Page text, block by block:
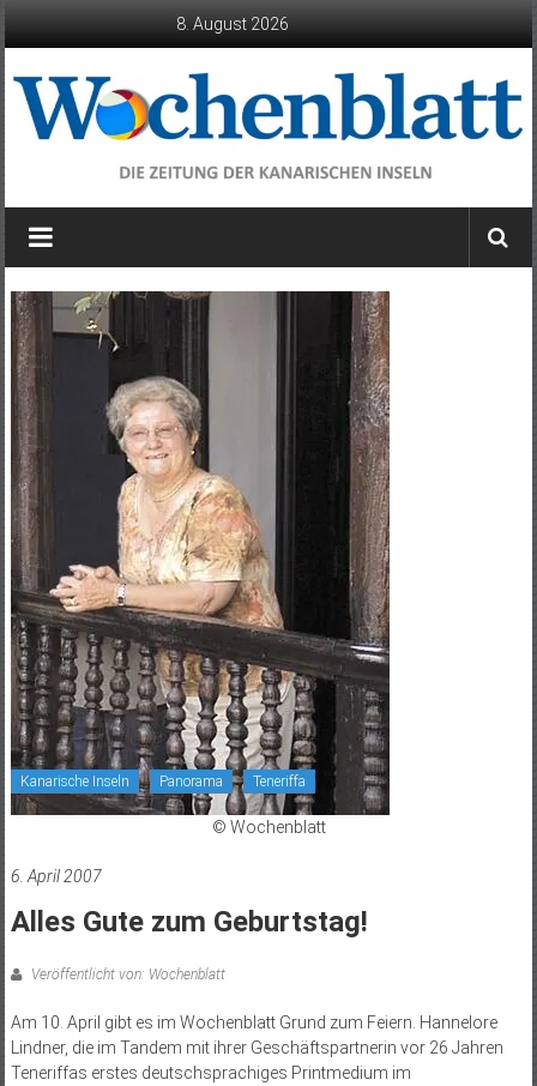
8. August 2026
Wochenblatt
die
der
Kanarischen
Inseln
Kanarische Inseln Panorama Teneriffa
© Wochenblatt
6. April 2007
Alles Gute zum Geburtstag!
Veröffentlicht von: Wochenblatt
Am 10. April gibt es im Wochenblatt Grund zum Feiern. Hannelore
Lindner, die im Tandem mit ihrer Geschäftspartnerin vor 26 Jahren
Teneriffas erstes deutschsprachiges Printmedium im